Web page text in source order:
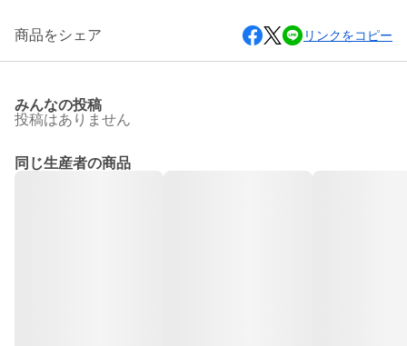
商品をシェア リンクをコピー
みんなの投稿
投稿はありません
同じ生産者の商品